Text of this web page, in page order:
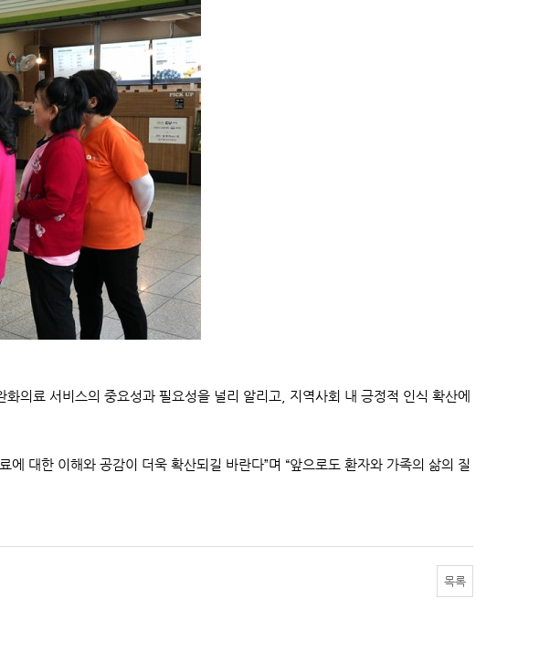
의료 서비스의 중요성과 필요성을 널리 알리고, 지역사회 내 긍정적 인식 확산에
에 대한 이해와 공감이 더욱 확산되길 바란다”며 “앞으로도 환자와 가족의 삶의 질
목록